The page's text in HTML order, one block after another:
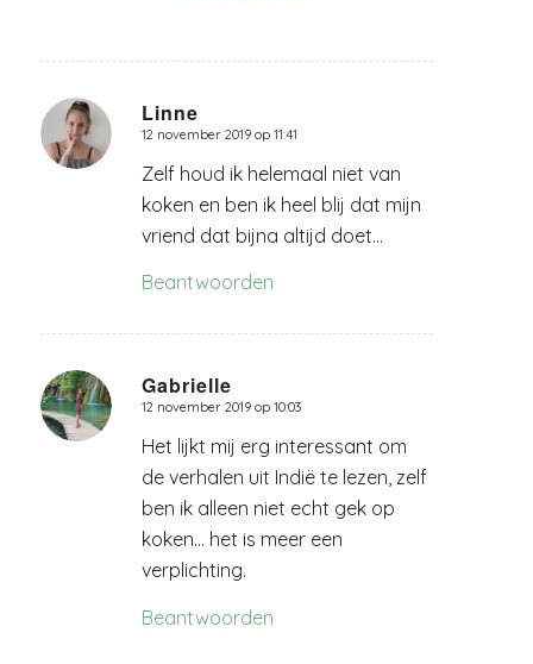
Linne
zegt:
12 november 2019 op 11:41
Zelf houd ik helemaal niet van
koken en ben ik heel blij dat mijn
vriend dat bijna altijd doet…
Beantwoorden
Gabrielle
zegt:
12 november 2019 op 10:03
Het lijkt mij erg interessant om
de verhalen uit Indië te lezen, zelf
ben ik alleen niet echt gek op
koken… het is meer een
verplichting.
Beantwoorden